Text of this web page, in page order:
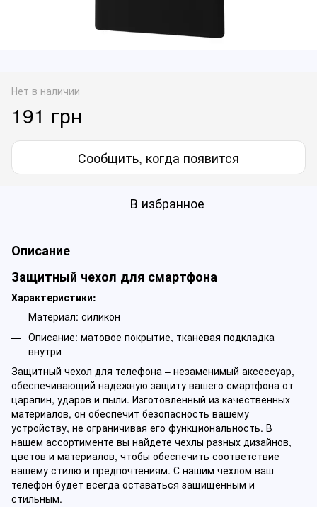
Нет в наличии
191 грн
Сообщить, когда появится
В избранное
Описание
Защитный чехол для смартфона
Характеристики:
Материал: силикон
Описание: матовое покрытие, тканевая подкладка
внутри
Защитный чехол для телефона – незаменимый аксессуар,
обеспечивающий надежную защиту вашего смартфона от
царапин, ударов и пыли. Изготовленный из качественных
материалов, он обеспечит безопасность вашему
устройству, не ограничивая его функциональность. В
нашем ассортименте вы найдете чехлы разных дизайнов,
цветов и материалов, чтобы обеспечить соответствие
вашему стилю и предпочтениям. С нашим чехлом ваш
телефон будет всегда оставаться защищенным и
стильным.